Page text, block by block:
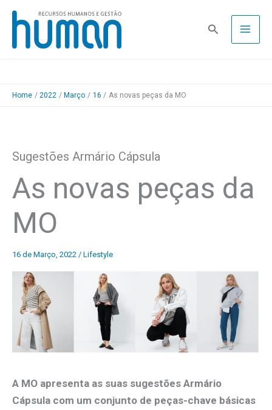
Skip
content
Pesquisa
Home 2022 Março 16 As novas peças da MO
Sugestões Armário Cápsula
As novas peças da
MO
16 de Março, 2022 / Lifestyle
A MO apresenta as suas sugestões Armário
Cápsula com um conjunto de peças-chave básicas